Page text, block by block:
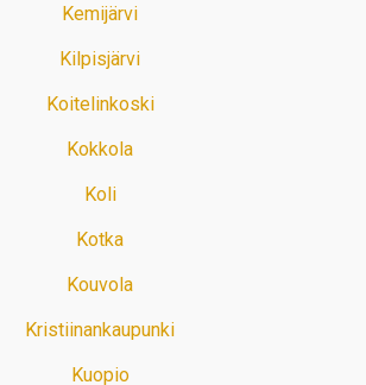
Kemijärvi
Kilpisjärvi
Koitelinkoski
Kokkola
Koli
Kotka
Kouvola
Kristiinankaupunki
Kuopio